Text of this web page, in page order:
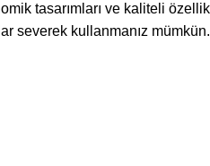
tasarımları ve kaliteli
severek kullanmanız